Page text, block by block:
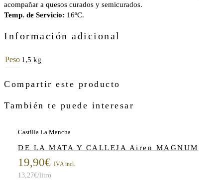
acompañar a quesos curados y semicurados.
Temp. de Servicio: 16ºC.
Información adicional
Peso 1,5 kg
Compartir este producto
También te puede interesar
Castilla La Mancha
DE LA MATA Y CALLEJA Airen MAGNUM
19,90€ IVA incl.
13,27€/litro